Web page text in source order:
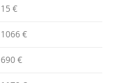
15 €
1066 €
690 €